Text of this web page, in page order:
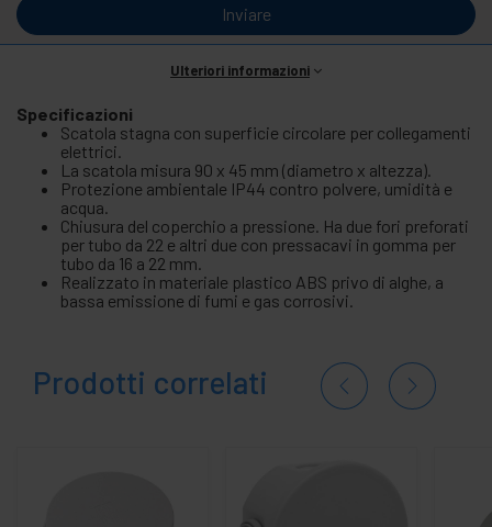
Inviare
Ulteriori informazioni
Specificazioni
Scatola stagna con superficie circolare per collegamenti
elettrici.
La scatola misura 90 x 45 mm (diametro x altezza).
Protezione ambientale IP44 contro polvere, umidità e
acqua.
Chiusura del coperchio a pressione. Ha due fori preforati
per tubo da 22 e altri due con pressacavi in gomma per
tubo da 16 a 22 mm.
Realizzato in materiale plastico ABS privo di alghe, a
bassa emissione di fumi e gas corrosivi.
Prodotti correlati